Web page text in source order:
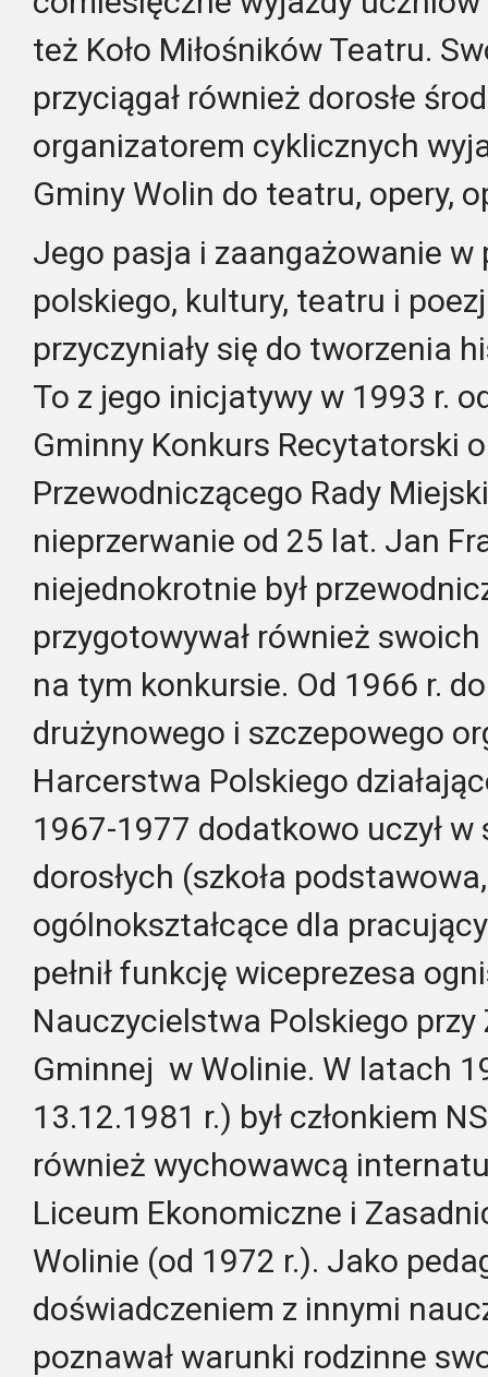
też Koło Miłośników Teatru.
przyciągał również dorosłe
organizatorem cyklicznych
Gminy Wolin do teatru, opery,
Jego pasja i zaangażowanie
polskiego, kultury, teatru i
przyczyniały się do tworzenia
To z jego inicjatywy w 1993 r.
Gminny Konkurs Recytatorski
Przewodniczącego Rady
nieprzerwanie od 25 lat. Jan
niejednokrotnie był
przygotowywał również
na tym konkursie. Od 1966 r.
drużynowego i szczepowego
Harcerstwa Polskiego
1967-1977 dodatkowo uczył
dorosłych (szkoła
ogólnokształcące dla
pełnił funkcję wiceprezesa
Nauczycielstwa Polskiego przy
Gminnej w Wolinie. W latach
13.12.1981 r.) był członkiem
również wychowawcą
Liceum Ekonomiczne i
Wolinie (od 1972 r.). Jako
doświadczeniem z innymi
poznawał warunki rodzinne